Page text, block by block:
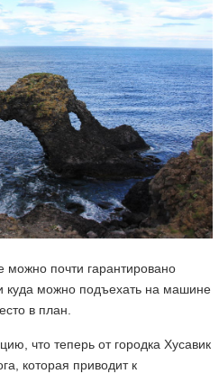
можно почти гарантировано
куда можно подъехать на машине
в план.
что теперь от городка Хусавик
которая приводит к